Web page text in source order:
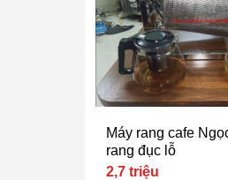
Máy rang cafe
rang đục lỗ
2,7 triệu